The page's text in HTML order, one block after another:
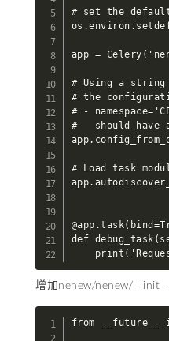
# set the
app =
# Using a string
# the
# -
#   should have
# Load task
def
增加nenew/nenew/
from __future__